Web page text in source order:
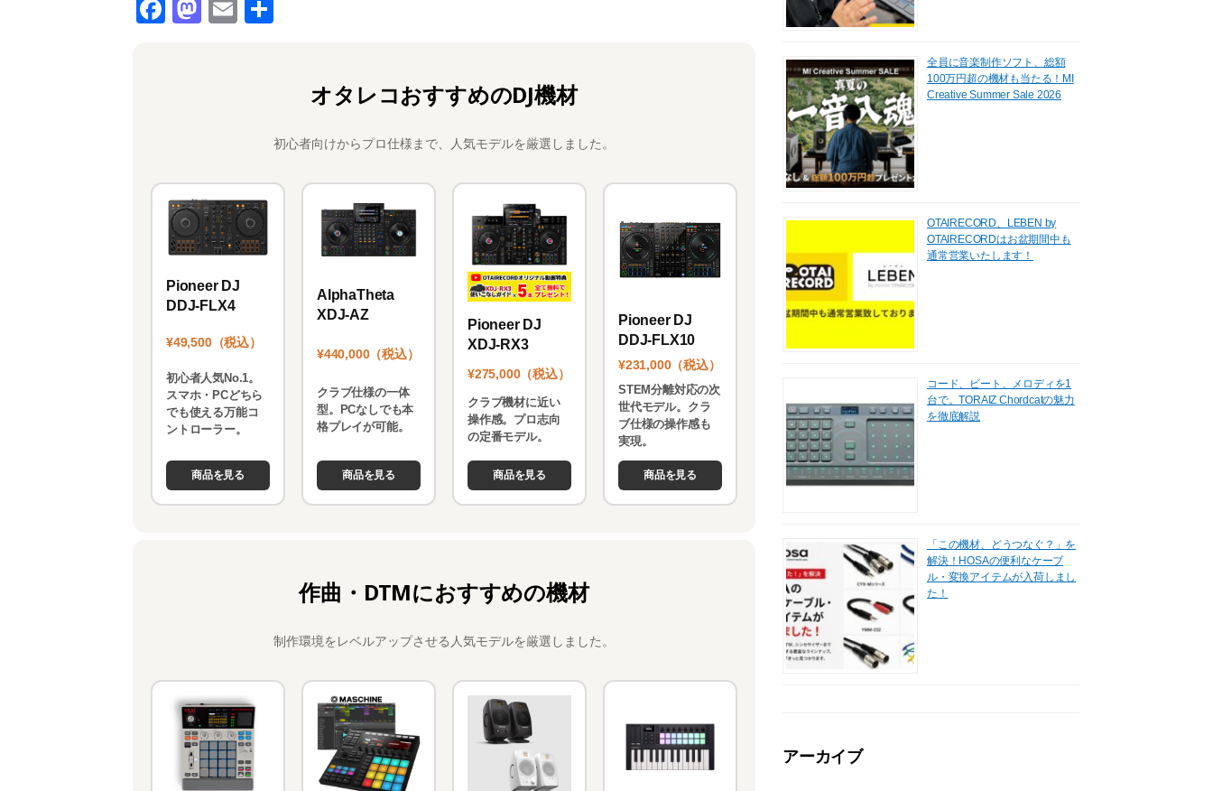
F
o
k
M
n
E
オタレコおすすめのDJ機材
初心者向けからプロ仕様まで、人気モデルを厳選しました。
Pioneer DJ
DDJ-FLX4
¥49,500（税込）
初心者人気No.1。
スマホ・PCどちら
でも使える万能コ
ントローラー。
商品を見る
AlphaTheta
XDJ-AZ
¥440,000（税込）
クラブ仕様の一体
型。PCなしでも本
格プレイが可能。
商品を見る
Pioneer DJ
XDJ-RX3
¥275,000（税込）
クラブ機材に近い
操作感。プロ志向
の定番モデル。
商品を見る
Pioneer DJ
DDJ-FLX10
¥231,000（税込）
STEM分離対応の次
世代モデル。クラ
ブ仕様の操作感も
実現。
商品を見る
作曲・DTMにおすすめの機材
制作環境をレベルアップさせる人気モデルを厳選しました。
全員に音楽制作ソフト、総額
100万円超の機材も当たる！MI
Creative Summer Sale 2026
OTAIRECORD、LEBEN by
OTAIRECORDはお盆期間中も
通常営業いたします！
コード、ビート、メロディを1
台で。TORAIZ Chordcatの魅力
を徹底解説
「この機材、どうつなぐ？」を
解決！HOSAの便利なケーブ
ル・変換アイテムが入荷しまし
た！
アーカイブ